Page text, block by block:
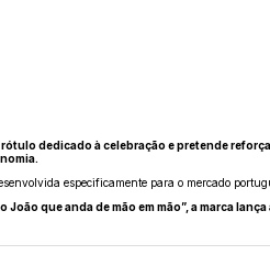
dedicado à celebração e pretende
especificamente para o mercado
João que anda de mão em mão”, a marca